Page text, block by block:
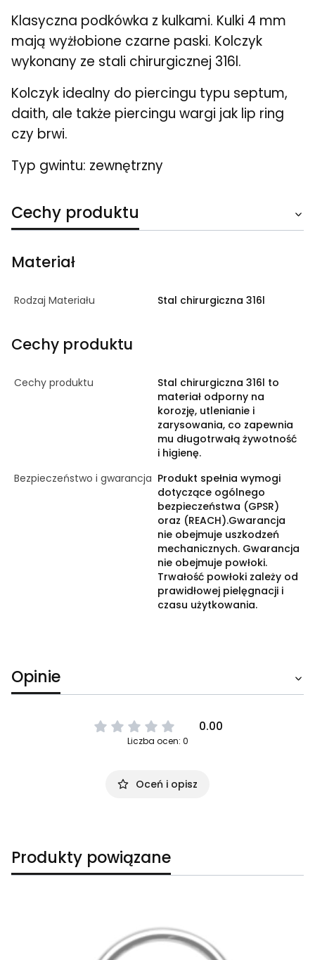
Klasyczna podkówka z kulkami. Kulki 4 mm
mają wyżłobione czarne paski. Kolczyk
wykonany ze stali chirurgicznej 316l.
Kolczyk idealny do piercingu typu septum,
daith, ale także piercingu wargi jak lip ring
czy brwi.
Typ gwintu: zewnętrzny
Cechy produktu
Materiał
Rodzaj Materiału Stal chirurgiczna 316l
Cechy produktu
Cechy produktu
Stal chirurgiczna 316l to
materiał odporny na
korozję, utlenianie i
zarysowania, co zapewnia
mu długotrwałą żywotność
i higienę.
Bezpieczeństwo i gwarancja Produkt spełnia wymogi
dotyczące ogólnego
bezpieczeństwa (GPSR)
oraz (REACH).Gwarancja
nie obejmuje uszkodzeń
mechanicznych. Gwarancja
nie obejmuje powłoki.
Trwałość powłoki zależy od
prawidłowej pielęgnacji i
czasu użytkowania.
Opinie
0.00
Liczba ocen: 0
Oceń i opisz
Produkty powiązane